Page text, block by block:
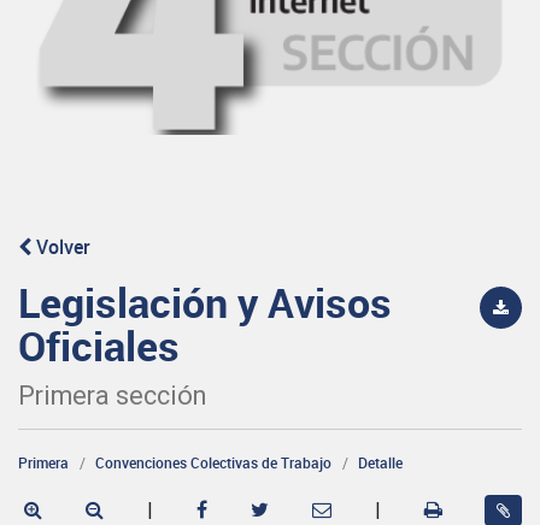
Volver
Legislación y Avisos
Oficiales
Primera sección
Primera Convenciones Colectivas de Trabajo Detalle
| |